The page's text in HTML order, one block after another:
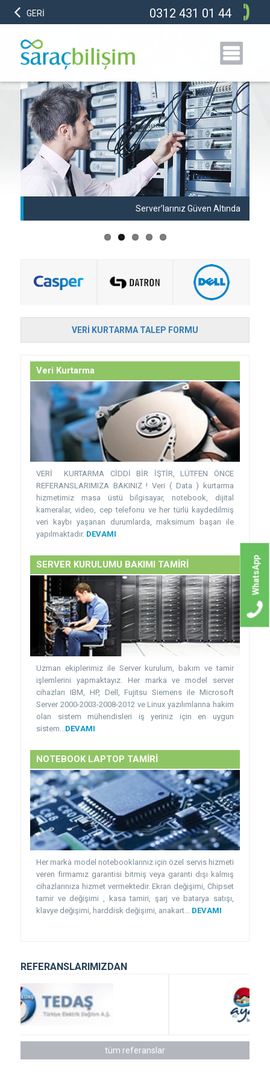
GERİ 0312 431 01 44
Server’larınız Güven Altında
VERI KURTARMA TALEP FORMU
Veri Kurtarma
VERİ KURTARMA CİDDİ BİR İŞTİR, LÜTFEN ÖNCE
REFERANSLARIMIZA BAKINIZ ! Veri ( Data ) kurtarma
hizmetimiz masa üstü bilgisayar, notebook, dijital
kameralar, video, cep telefonu ve her türlü kaydedilmiş
veri kaybı yaşanan durumlarda, maksimum başarı ile
yapılmaktadır. DEVAMI
SERVER KURULUMU BAKIMI TAMİRİ
Uzman ekiplerimiz ile Server kurulum, bakım ve tamir
işlemlerini yapmaktayız. Her marka ve model server
cihazları IBM, HP, Dell, Fujitsu Siemens ile Microsoft
Server 2000-2003-2008-2012 ve Linux yazılımlarına hakim
olan sistem mühendisleri iş yeriniz için en uygun
sistem... DEVAMI
NOTEBOOK LAPTOP TAMİRİ
Her marka model notebooklarınız için özel servis hizmeti
veren firmamız garantisi bitmiş veya garanti dışı kalmış
cihazlarınıza hizmet vermektedir. Ekran değişimi, Chipset
tamir ve değişimi , kasa tamiri, şarj ve batarya satışı,
klavye değişimi, harddisk değişimi, anakart... DEVAMI
REFERANSLARIMIZDAN
tüm referanslar
WhatsApp